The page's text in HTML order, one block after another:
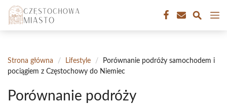
Przejdź
treści
Strona główna / Lifestyle /
Porównanie podróży samochodem i
pociągiem z Częstochowy do Niemiec
Porównanie podróży